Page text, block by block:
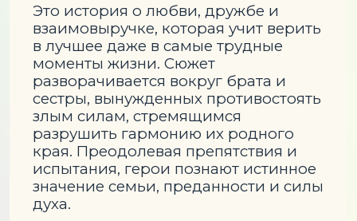
Это история о любви, дружбе и
взаимовыручке, которая учит верить
в лучшее даже в самые трудные
моменты жизни. Сюжет
разворачивается вокруг брата и
сестры, вынужденных противостоять
злым силам, стремящимся
разрушить гармонию их родного
края. Преодолевая препятствия и
испытания, герои познают истинное
значение семьи, преданности и силы
духа.